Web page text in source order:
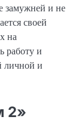
замужней и не
своей
на
работу и
личной и
2»